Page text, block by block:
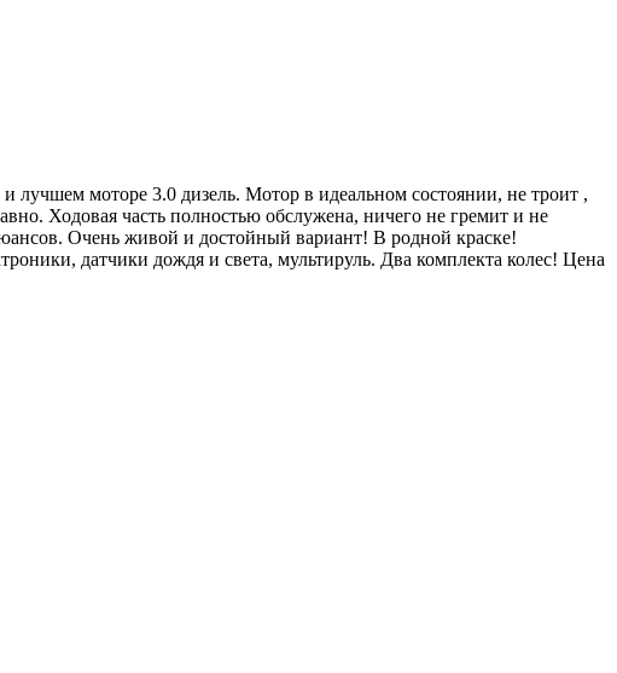
моторе 3.0 дизель. Мотор в идеальном состоянии, не троит ,
Ходовая часть полностью обслужена, ничего не гремит и не
Очень живой и достойный вариант! В родной краске!
датчики дождя и света, мультируль. Два комплекта колес! Цена